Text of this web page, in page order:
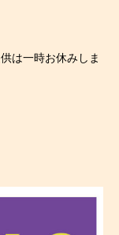
は一時お休みしま